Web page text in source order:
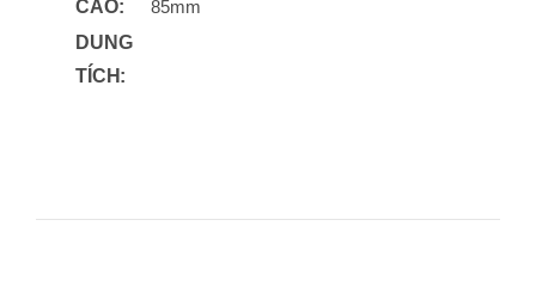
CAO:
85mm
DUNG
TÍCH: